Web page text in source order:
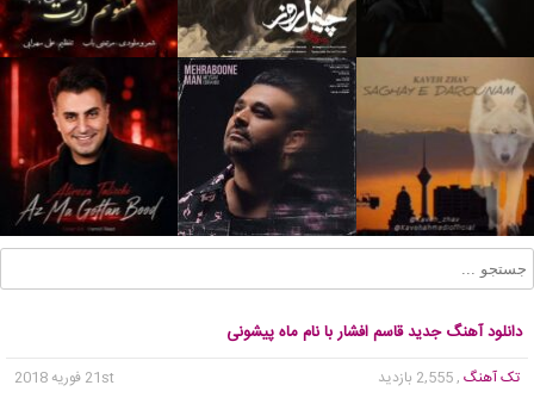
دانلود آهنگ جدید قاسم افشار با نام ماه پیشونی
تک آهنگ , 2,555 بازدید
21st فوریه 2018